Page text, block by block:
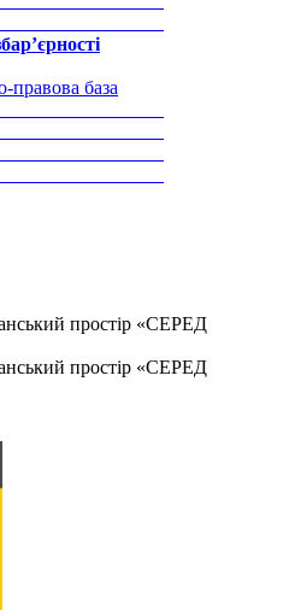
правова база
простір «СЕРЕД
простір «СЕРЕД